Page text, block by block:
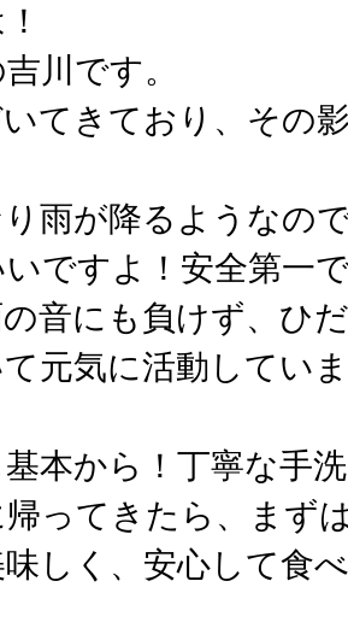
川です。
てきており、その
雨が降るようなの
ですよ！安全第一
音にも負けず、ひ
元気に活動してい
本から！丁寧な手
ってきたら、まず
しく、安心して食